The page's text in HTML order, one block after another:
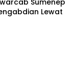
Sumenep
Lewat